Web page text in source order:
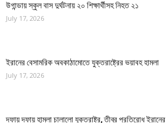
উগান্ডায় স্কুল বাস দুর্ঘটনায় ২০ শিক্ষার্থীসহ নিহত ২১
July 17, 2026
ইরানের বেসামরিক অবকাঠামোতে যুক্তরাষ্ট্রের ভয়াবহ হামলা
July 17, 2026
দফায় দফায় হামলা চালালো যুক্তরাষ্ট্র, তীব্র প্রতিরোধ ইরানের